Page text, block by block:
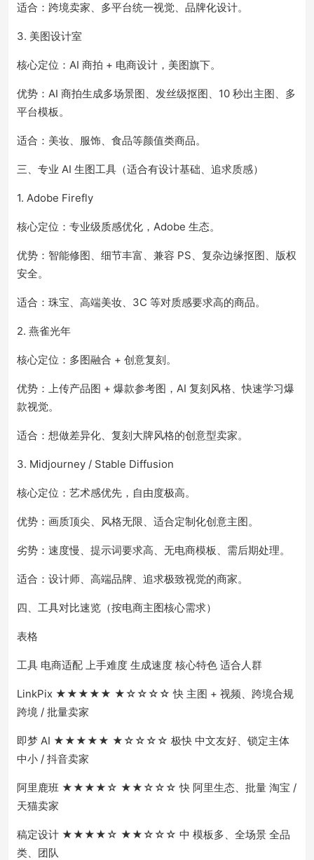
适合：跨境卖家、多平台统一视觉、品牌化设计。
3. 美图设计室
核心定位：AI 商拍 + 电商设计，美图旗下。
优势：AI 商拍生成多场景图、发丝级抠图、10 秒出主图、多
平台模板。
适合：美妆、服饰、食品等颜值类商品。
三、专业 AI 生图工具（适合有设计基础、追求质感）
1. Adobe Firefly
核心定位：专业级质感优化，Adobe 生态。
优势：智能修图、细节丰富、兼容 PS、复杂边缘抠图、版权
安全。
适合：珠宝、高端美妆、3C 等对质感要求高的商品。
2. 燕雀光年
核心定位：多图融合 + 创意复刻。
优势：上传产品图 + 爆款参考图，AI 复刻风格、快速学习爆
款视觉。
适合：想做差异化、复刻大牌风格的创意型卖家。
3. Midjourney / Stable Diffusion
核心定位：艺术感优先，自由度极高。
优势：画质顶尖、风格无限、适合定制化创意主图。
劣势：速度慢、提示词要求高、无电商模板、需后期处理。
适合：设计师、高端品牌、追求极致视觉的商家。
四、工具对比速览（按电商主图核心需求）
表格
工具 电商适配 上手难度 生成速度 核心特色 适合人群
LinkPix ★★★★★ ★☆☆☆☆ 快 主图 + 视频、跨境合规
跨境 / 批量卖家
即梦 AI ★★★★★ ★☆☆☆☆ 极快 中文友好、锁定主体
中小 / 抖音卖家
阿里鹿班 ★★★★☆ ★★☆☆☆ 快 阿里生态、批量 淘宝 /
天猫卖家
稿定设计 ★★★★☆ ★★☆☆☆ 中 模板多、全场景 全品
类、团队